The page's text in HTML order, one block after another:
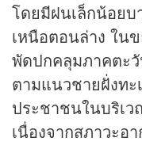
โดยมีฝนเล็กน้อยบ
เหนือตอนล่าง ใน
พัดปกคลุมภาคตะ
ตามแนวชายฝั่งท
ประชาชนในบริเ
เนื่องจากสภาวะอ